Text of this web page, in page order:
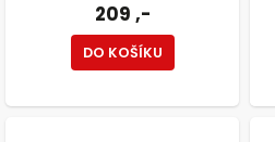
209 ,-
DO KOŠÍKU